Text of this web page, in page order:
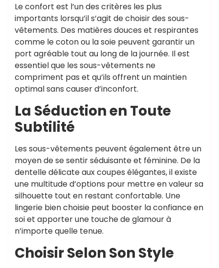
Le confort est l’un des critères les plus
importants lorsqu’il s’agit de choisir des sous-
vêtements. Des matières douces et respirantes
comme le coton ou la soie peuvent garantir un
port agréable tout au long de la journée. Il est
essentiel que les sous-vêtements ne
compriment pas et qu’ils offrent un maintien
optimal sans causer d’inconfort.
La Séduction en Toute
Subtilité
Les sous-vêtements peuvent également être un
moyen de se sentir séduisante et féminine. De la
dentelle délicate aux coupes élégantes, il existe
une multitude d’options pour mettre en valeur sa
silhouette tout en restant confortable. Une
lingerie bien choisie peut booster la confiance en
soi et apporter une touche de glamour à
n’importe quelle tenue.
Choisir Selon Son Style